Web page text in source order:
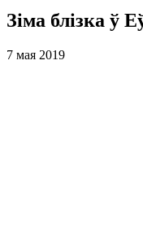
Зіма блізка ў
7 мая 2019